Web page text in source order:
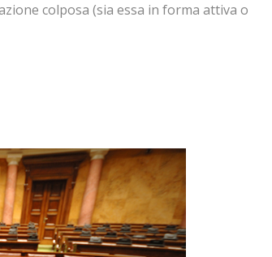
colposa (sia essa in forma attiva o